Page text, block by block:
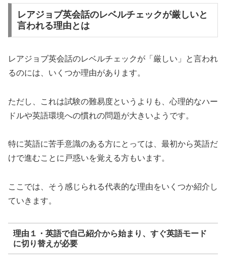
レアジョブ英会話のレベルチェックが厳しいと
言われる理由とは
レアジョブ英会話のレベルチェックが「厳しい」と言われ
るのには、いくつか理由があります。
ただし、これは試験の難易度というよりも、心理的なハー
ドルや英語環境への慣れの問題が大きいようです。
特に英語に苦手意識のある方にとっては、最初から英語だ
けで進むことに戸惑いを覚える方もいます。
ここでは、そう感じられる代表的な理由をいくつか紹介し
ていきます。
理由１・英語で自己紹介から始まり、すぐ英語モード
に切り替えが必要